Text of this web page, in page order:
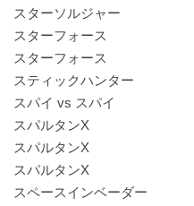
スターソルジャー
スターフォース
スターフォース
スティックハンター
スパイ vs スパイ
スパルタンX
スパルタンX
スパルタンX
スペースインベーダー